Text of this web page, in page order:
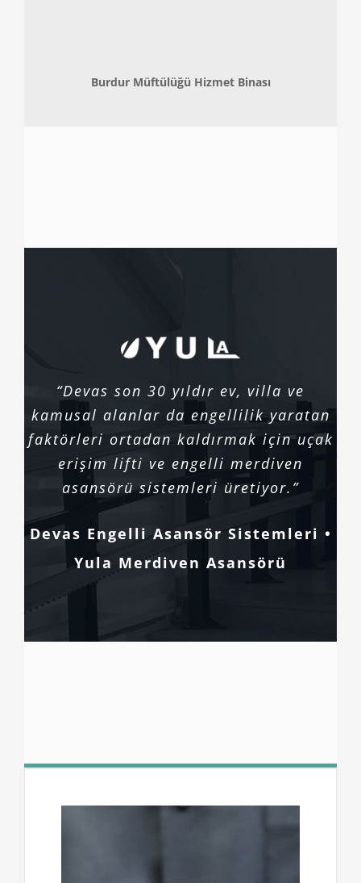
Burdur Müftülüğü Hizmet Binası
“Devas son 30 yıldır ev, villa ve
kamusal alanlar da engellilik yaratan
faktörleri ortadan kaldırmak için uçak
erişim lifti ve engelli merdiven
asansörü sistemleri üretiyor.”
Devas Engelli Asansör Sistemleri •
Yula Merdiven Asansörü